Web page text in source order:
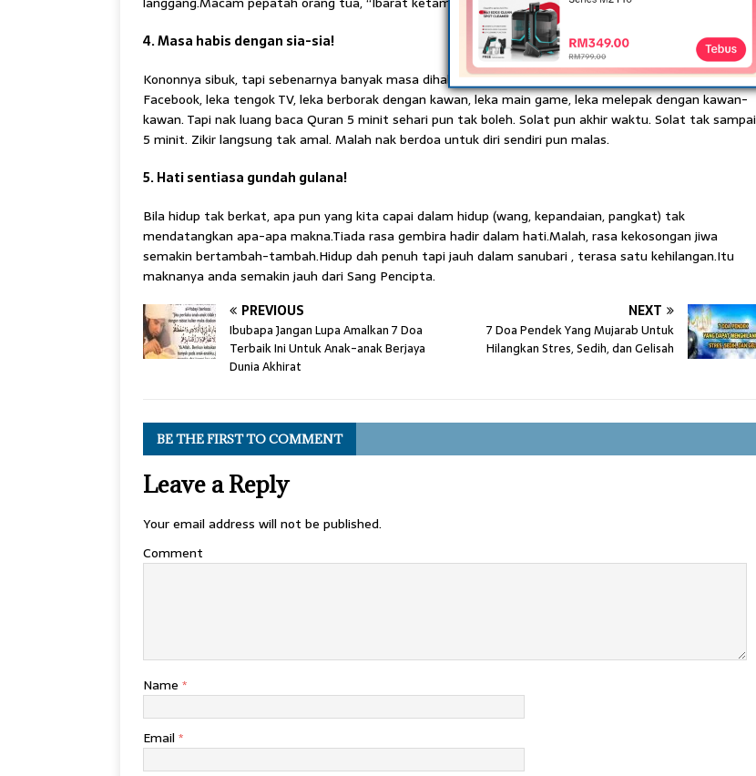
4. Masa habis dengan sia-sia!
Kononnya sibuk, tapi sebenarnya banyak masa dihabiskan dengan perkara yang sia-sia. Leka main
Facebook, leka tengok TV, leka berborak dengan kawan, leka main game, leka melepak dengan kawan-
kawan. Tapi nak luang baca Quran 5 minit sehari pun tak boleh. Solat pun akhir waktu. Solat tak sampai
5 minit. Zikir langsung tak amal. Malah nak berdoa untuk diri sendiri pun malas.
5. Hati sentiasa gundah gulana!
Bila hidup tak berkat, apa pun yang kita capai dalam hidup (wang, kepandaian, pangkat) tak
mendatangkan apa-apa makna.Tiada rasa gembira hadir dalam hati.Malah, rasa kekosongan jiwa
semakin bertambah-tambah.Hidup dah penuh tapi jauh dalam sanubari , terasa satu kehilangan.Itu
maknanya anda semakin jauh dari Sang Pencipta.
PREVIOUS
Ibubapa Jangan Lupa Amalkan 7 Doa
Terbaik Ini Untuk Anak-anak Berjaya
Dunia Akhirat
NEXT
7 Doa Pendek Yang Mujarab Untuk
Hilangkan Stres, Sedih, dan Gelisah
BE THE FIRST TO COMMENT
Leave a Reply
Your email address will not be published.
Comment
Name *
Email *